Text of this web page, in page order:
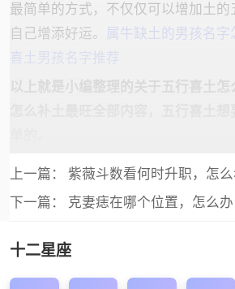
最简单的方式，不仅仅可以增加土的
自己增添好运。
属牛缺土的男孩名
喜土男孩名字推荐
以上就是小编整理的关于五行喜土怎
上一篇： 紫薇斗数看何时升职，怎么
下一篇：
克妻痣在哪个位置，怎么办
十二星座